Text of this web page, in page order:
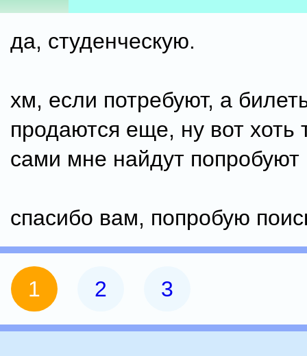
да, студенческую.
хм, если потребуют, а
продаются еще, ну вот хоть
сами мне найдут
спасибо вам, попробую
1 2 3